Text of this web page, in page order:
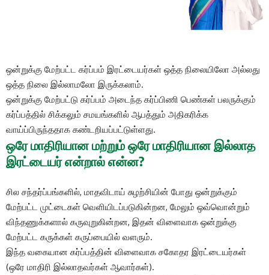
ஒன்றுக்கு மேற்பட்ட கர்ப்பம் இரட்டையர்கள் ஒத்த நிலையிலோ அல்லது
ஒத்த நிலை இல்லாமலோ இருக்கலாம்.
ஒன்றுக்கு மேற்பட்டு கர்ப்பம் அடைந்த கர்ப்பிணி பெண்கள் பலருக்கும்
கர்ப்பத்தில் சிக்கலும் சமயங்களில் ஆபத்தும் அதிகரிக்க
வாய்ப்பிருந்ததாக கண்டறியப்பட்டுள்ளது.
ஒரே மாதிரியான மற்றும் ஒரே மாதிரியான இல்லாத
இரட்டையர் என்றால் என்ன?
சில சந்தர்ப்பங்களில், மாதவிடாய் சுழற்சியின் போது ஒன்றுக்கும்
மேற்பட்ட முட்டைகள் வெளியிடப்படுகின்றன, மேலும் ஒவ்வொன்றும்
விந்தணுக்களால் கருவுறுகின்றன, இதன் விளைவாக ஒன்றுக்கு
மேற்பட்ட கருக்கள் கருப்பையில் வளரும்.
இந்த வகையான கர்ப்பத்தின் விளைவாக சகோதர இரட்டையர்கள்
(ஒரே மாதிரி இல்லாதவர்கள் ஆவார்கள்).